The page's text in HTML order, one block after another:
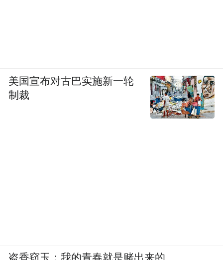
美国宣布对古巴实施新一轮
制裁
盗香窃玉：我的青春就是赌出来的